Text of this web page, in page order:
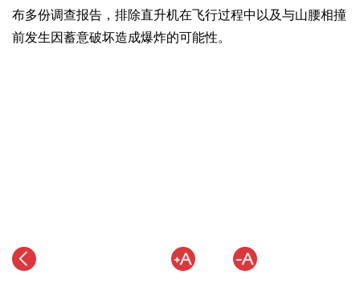
布多份调查报告，排除直升机在飞行过程中以及与山腰相撞
前发生因蓄意破坏造成爆炸的可能性。